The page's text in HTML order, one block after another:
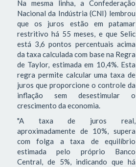
Na mesma linha, a Confederação
Nacional da Indústria (CNI) lembrou
que os juros estão em patamar
restritivo há 55 meses, e que Selic
está 3,6 pontos percentuais acima
da taxa calculada com base na Regra
de Taylor, estimada em 10,4%. Esta
regra permite calcular uma taxa de
juros que proporcione o controle da
inflação sem desestimular o
crescimento da economia.
"A taxa de juros real,
aproximadamente de 10%, supera
com folga a taxa de equilíbrio
estimada pelo próprio Banco
Central, de 5%, indicando que há